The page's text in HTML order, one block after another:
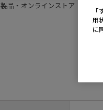
製品・オンラインストア
用
に